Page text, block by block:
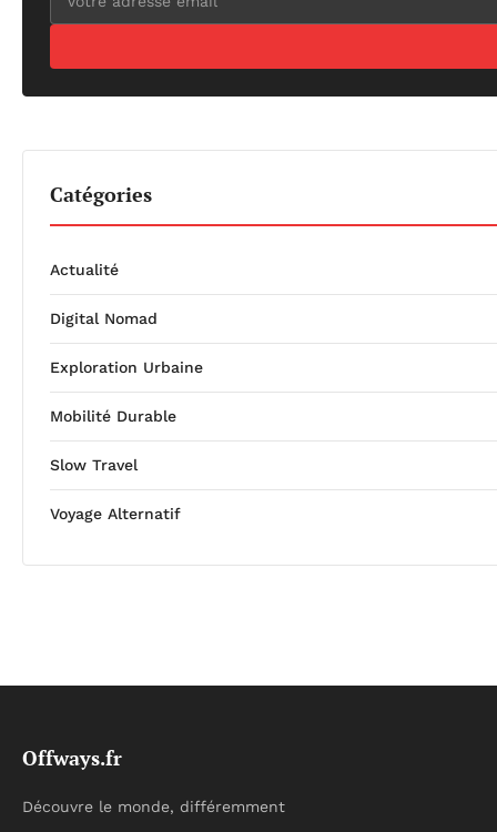
Catégories
Actualité
Digital Nomad
Exploration Urbaine
Mobilité Durable
Slow Travel
Voyage Alternatif
Offways.fr
Découvre le monde, différemment